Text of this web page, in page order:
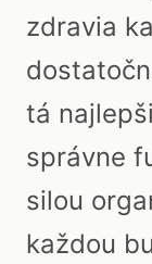
zdravia
tá
správne
silou
každou